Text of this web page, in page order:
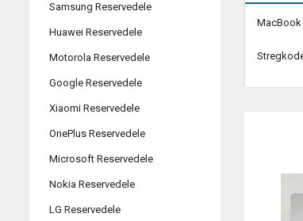
Samsung Reservedele
Huawei Reservedele
Motorola Reservedele
Google Reservedele
Xiaomi Reservedele
OnePlus Reservedele
Microsoft Reservedele
Nokia Reservedele
LG Reservedele
MacBook